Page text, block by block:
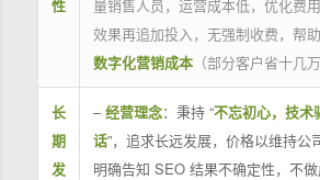
性
量销售人员，运营成本低，优化费
效果再追加投入，无强制收费，帮
数字化营销成本（部分客户省十几
长
期
发
–经营理念：秉持 “不忘初心，技术
话”，追求长远发展，价格以维持公
明确告知 SEO 结果不确定性，不